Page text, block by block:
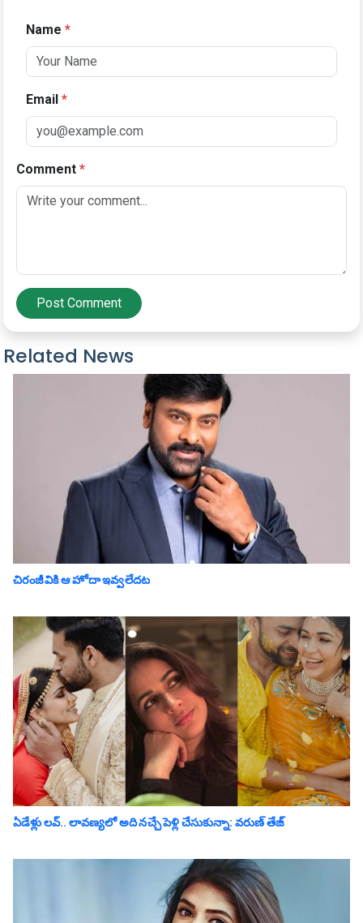
Name *
Email *
Comment *
Post Comment
Related News
చిరంజీవికి ఆ హోదా ఇవ్వలేదట
ఏడేళ్లు ల‌వ్‌.. లావ‌ణ్య‌లో అది న‌చ్చే పెళ్లి చేసుకున్నా: వ‌రుణ్ తేజ్‌